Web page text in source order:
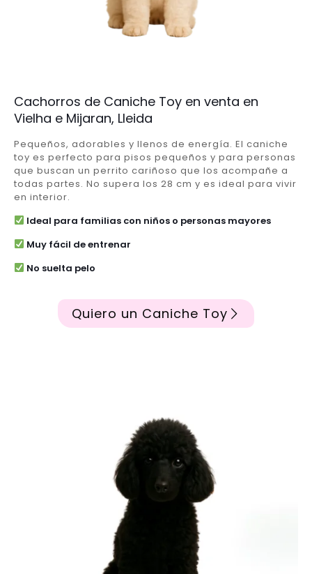
Cachorros de Caniche Toy en venta en
Vielha e Mijaran, Lleida
Pequeños, adorables y llenos de energía. El caniche
toy es perfecto para pisos pequeños y para personas
que buscan un perrito cariñoso que los acompañe a
todas partes. No supera los 28 cm y es ideal para vivir
en interior.
Ideal para familias con niños o personas mayores
Muy fácil de entrenar
No suelta pelo
Quiero un Caniche Toy